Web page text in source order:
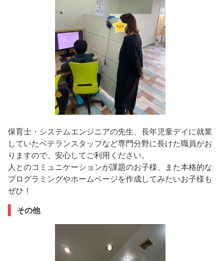
保育士・システムエンジニアの先生、長年児童デイに就業
していたベテランスタッフなど専門分野に長けた職員がお
りますので、安心してご利用ください。
人とのコミュニケーションが課題のお子様、また本格的な
プログラミングやホームページを作成してみたいお子様も
ぜひ！
その他